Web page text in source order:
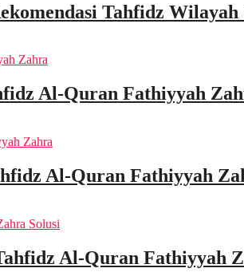
Tahfidz Wilayah
Al-Quran Fathiyyah
Al-Quran Fathiyyah
Al-Quran Fathiyyah